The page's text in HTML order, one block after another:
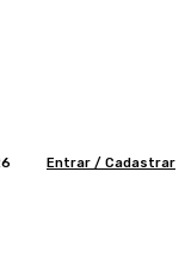
Entrar / Cadastrar